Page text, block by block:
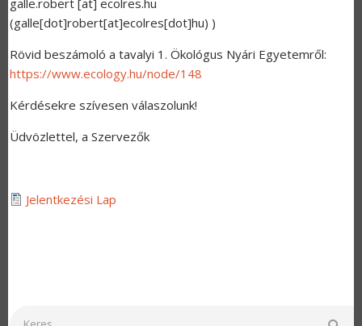
galle.robert [at] ecolres.hu
(galle[dot]robert[at]ecolres[dot]hu) )
Rövid beszámoló a tavalyi 1. Ökológus Nyári Egyetemről:
https://www.ecology.hu/node/148
Kérdésekre szívesen válaszolunk!
Üdvözlettel, a Szervezők
Jelentkezési Lap